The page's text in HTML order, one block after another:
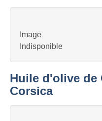
Image
Indisponible
Huile d'olive de
Corsica